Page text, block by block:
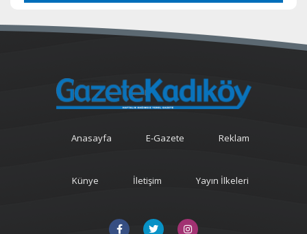
Anasayfa E-Gazete Reklam
Künye İletişim Yayın İlkeleri